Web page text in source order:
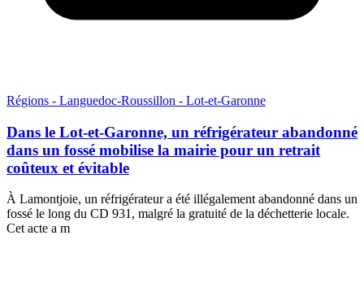
Régions - Languedoc-Roussillon - Lot-et-Garonne
Dans le Lot-et-Garonne, un réfrigérateur abandonné
dans un fossé mobilise la mairie pour un retrait
coûteux et évitable
À Lamontjoie, un réfrigérateur a été illégalement abandonné dans un
fossé le long du CD 931, malgré la gratuité de la déchetterie locale.
Cet acte a m